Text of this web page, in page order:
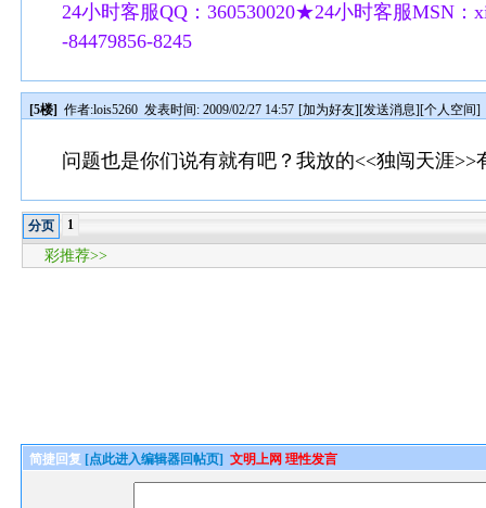
24小时客服QQ：360530020★24小时客服MSN
-84479856-8245
[5楼] 作者:lois5260 发表时间: 2009/02/27 14:57 [加为好友][发送消息][个人空间]
问题也是你们说有就有吧？我放的<<独闯天涯
分页 1
彩推荐>>
简捷回复 [点此进入编辑器回帖页] 文明上网 理性发言